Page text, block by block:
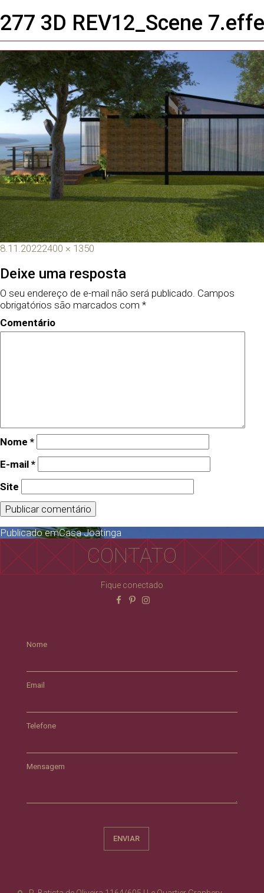
Toggle
navigation
Próxima imagem
277 3D REV12_Scene
8.11.20222400 × 1350
Deixe uma resposta
O seu endereço de e-mail não será publicado. Campos
obrigatórios são marcados com *
Comentário
Nome *
E-mail *
Site
Publicado emCasa Joatinga
CONTATO
Fique conectado
Nome
Email
Telefone
Mensagem